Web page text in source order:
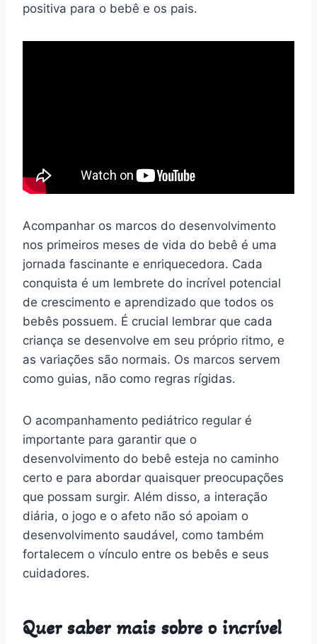
positiva para o bebê e os pais.
Acompanhar os marcos do desenvolvimento
nos primeiros meses de vida do bebê é uma
jornada fascinante e enriquecedora. Cada
conquista é um lembrete do incrível potencial
de crescimento e aprendizado que todos os
bebês possuem. É crucial lembrar que cada
criança se desenvolve em seu próprio ritmo, e
as variações são normais. Os marcos servem
como guias, não como regras rígidas.
O acompanhamento pediátrico regular é
importante para garantir que o
desenvolvimento do bebê esteja no caminho
certo e para abordar quaisquer preocupações
que possam surgir. Além disso, a interação
diária, o jogo e o afeto não só apoiam o
desenvolvimento saudável, como também
fortalecem o vínculo entre os bebês e seus
cuidadores.
Quer saber mais sobre o incrível